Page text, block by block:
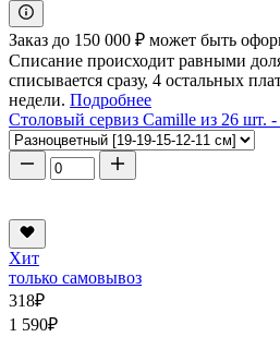
Заказ до 150 000 ₽ может быть
Списание происходит равными
списывается сразу, 4 остальных
недели. Подробнее
Столовый сервиз Camille из 26 шт.
Хит
только самовывоз
318₽
1 590₽